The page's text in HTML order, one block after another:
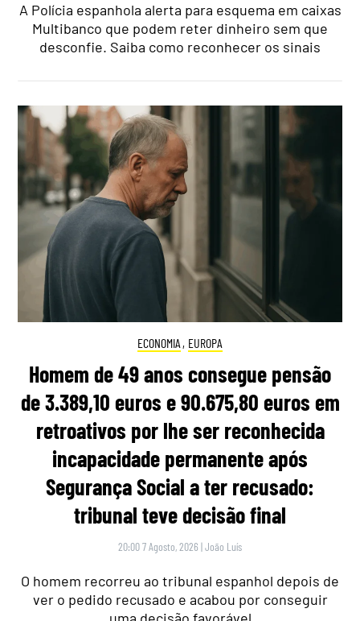
A Polícia espanhola alerta para esquema em caixas
Multibanco que podem reter dinheiro sem que
desconfie. Saiba como reconhecer os sinais
ECONOMIA , EUROPA
Homem de 49 anos consegue pensão
de 3.389,10 euros e 90.675,80 euros em
retroativos por lhe ser reconhecida
incapacidade permanente após
Segurança Social a ter recusado:
tribunal teve decisão final
20:00 7 Agosto, 2026 |João Luís
O homem recorreu ao tribunal espanhol depois de
ver o pedido recusado e acabou por conseguir